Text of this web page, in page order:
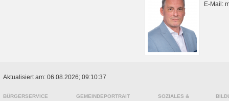
E-Mail:
Aktualisiert am: 06.08.2026; 09:10:37
BÜRGERSERVICE
GEMEINDEPORTRAIT
SOZIALES &